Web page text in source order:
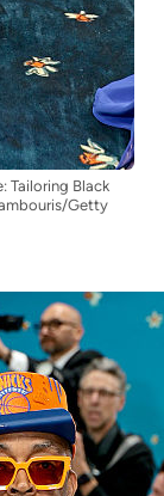
Tailoring Black
Getty